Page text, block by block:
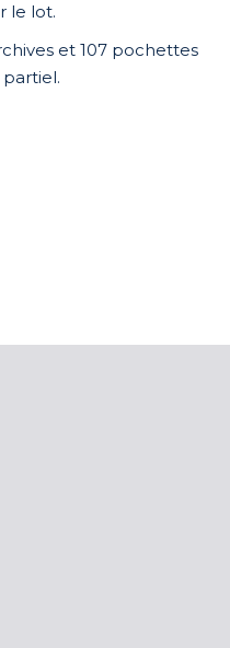
le lot.
et 107 pochettes
partiel.